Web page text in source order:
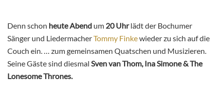
Denn schon heute Abend um 20 Uhrlädt der Bochumer
Sänger und LiedermacherTommy Finkewieder zu sich auf die
Couch ein. … zum gemeinsamen Quatschen und Musizieren.
Seine Gäste sind diesmal Sven van Thom, Ina Simone & The
Lonesome Thrones.